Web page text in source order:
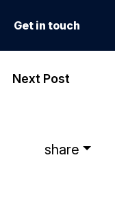
Get in touch
Next Post
share